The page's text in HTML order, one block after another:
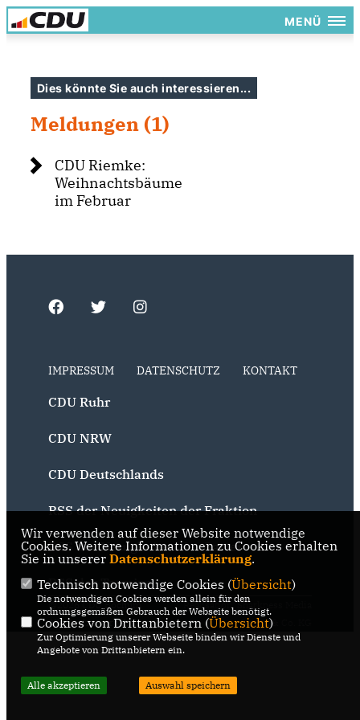
MENÜ
Dies könnte Sie auch interessieren...
Meldungen (1)
CDU Riemke:
Weihnachtsbäume
im Februar
IMPRESSUM DATENSCHUTZ KONTAKT
CDU Ruhr
CDU NRW
CDU Deutschlands
RSS der Neuigkeiten der Fraktion
RSS der Neuigkeiten der Partei
RSS der Termine
@2026 CDU Bochum
Alle Rechte vorbehalten.
Realisation: Sharkness Media
GmbH & Co. KG
Wir verwenden auf dieser Website notwendige
Cookies. Weitere Informationen zu Cookies erhalten
Sie in unserer Datenschutzerklärung.
Technisch notwendige Cookies (Übersicht)
Die notwendigen Cookies werden allein für den
ordnungsgemäßen Gebrauch der Webseite benötigt.
Cookies von Drittanbietern (Übersicht)
Zur Optimierung unserer Webseite binden wir Dienste und
Angebote von Drittanbietern ein.
Alle akzeptieren Auswahl speichern